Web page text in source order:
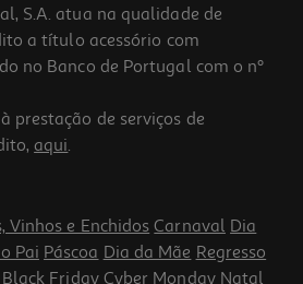
S.A. atua na qualidade de
a título acessório com
no Banco de Portugal com o nº
prestação de serviços de
aqui.
Vinhos e Enchidos Carnaval Dia
Pai Páscoa Dia da Mãe Regresso
Black Friday Cyber Monday Natal